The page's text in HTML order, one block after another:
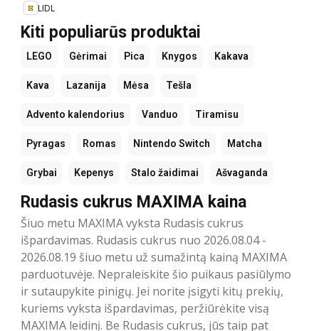
LIDL
Kiti populiarūs produktai
LEGO Gėrimai Pica Knygos Kakava
Kava Lazanija Mėsa Tešla
Advento kalendorius Vanduo Tiramisu
Pyragas Romas Nintendo Switch Matcha
Grybai Kepenys Stalo žaidimai Ašvaganda
Rudasis cukrus MAXIMA kaina
Šiuo metu MAXIMA vyksta Rudasis cukrus
išpardavimas. Rudasis cukrus nuo 2026.08.04 -
2026.08.19 šiuo metu už sumažintą kainą MAXIMA
parduotuvėje. Nepraleiskite šio puikaus pasiūlymo
ir sutaupykite pinigų. Jei norite įsigyti kitų prekių,
kuriems vyksta išpardavimas, peržiūrėkite visą
MAXIMA leidinį. Be Rudasis cukrus, jūs taip pat